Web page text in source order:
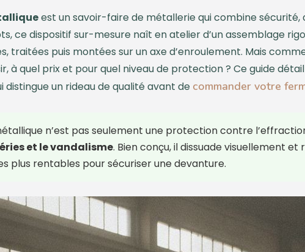
est un savoir-faire de métallerie qui combine
ce dispositif sur-mesure naît en atelier d’un assemblage
traitées puis montées sur un axe d’enroulement. Mais
à quel prix et pour quel niveau de protection ? Ce guide
un rideau de qualité avant de commander votre
n’est pas seulement une protection contre
et le vandalisme. Bien conçu, il dissuade visuellement
plus rentables pour sécuriser une devanture.